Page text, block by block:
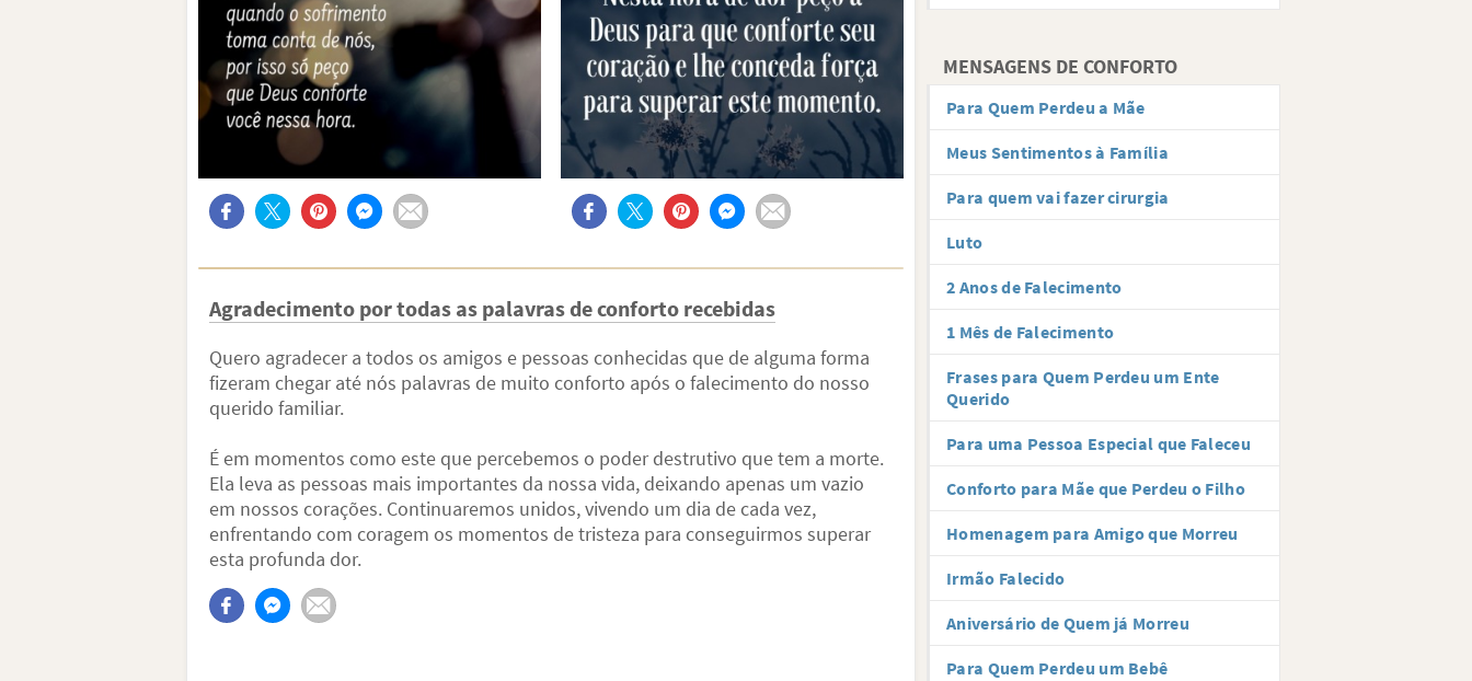
Agradecimento por todas as palavras de conforto recebidas
Quero agradecer a todos os amigos e pessoas conhecidas que de alguma forma
fizeram chegar até nós palavras de muito conforto após o falecimento do nosso
querido familiar.
É em momentos como este que percebemos o poder destrutivo que tem a morte.
Ela leva as pessoas mais importantes da nossa vida, deixando apenas um vazio
em nossos corações. Continuaremos unidos, vivendo um dia de cada vez,
enfrentando com coragem os momentos de tristeza para conseguirmos superar
esta profunda dor.
MENSAGENS DE CONFORTO
Para Quem Perdeu a Mãe
Meus Sentimentos à Família
Para quem vai fazer cirurgia
Luto
2 Anos de Falecimento
1 Mês de Falecimento
Frases para Quem Perdeu um Ente
Querido
Para uma Pessoa Especial que Faleceu
Conforto para Mãe que Perdeu o Filho
Homenagem para Amigo que Morreu
Irmão Falecido
Aniversário de Quem já Morreu
Para Quem Perdeu um Bebê